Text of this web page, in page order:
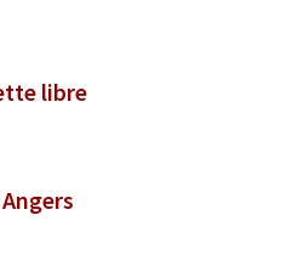
libre